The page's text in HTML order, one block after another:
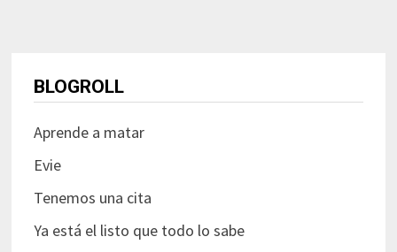
BLOGROLL
Aprende a matar
Evie
Tenemos una cita
Ya está el listo que todo lo sabe